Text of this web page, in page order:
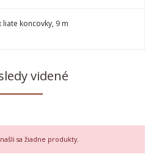
koncovky, 9 m
videné
sa žiadne produkty.